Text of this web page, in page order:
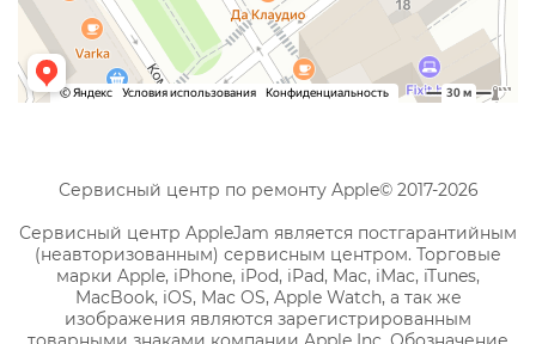
Сервисный центр по ремонту Apple© 2017-2026
Сервисный центр AppleJam является постгарантийным
(неавторизованным) сервисным центром. Торговые
марки Apple, iPhone, iPod, iPad, Mac, iMac, iTunes,
MacBook, iOS, Mac OS, Apple Watch, а так же
изображения являются зарегистрированным